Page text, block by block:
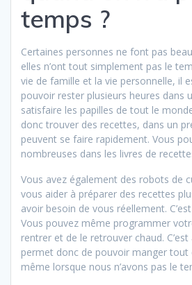
temps ?
Certaines personnes ne font pas
elles n’ont tout simplement pas le
vie de famille et la vie personnelle, il
pouvoir rester plusieurs heures dans
satisfaire les papilles de tout le
donc trouver des recettes, dans un
peuvent se faire rapidement. Vous
nombreuses dans les livres de
Vous avez également des robots de
vous aider à préparer des recettes
avoir besoin de vous réellement.
Vous pouvez même programmer
rentrer et de le retrouver chaud.
permet donc de pouvoir manger tout
même lorsque nous n’avons pas le